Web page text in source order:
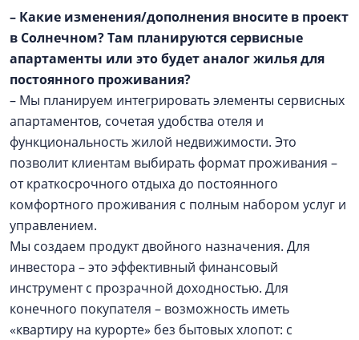
– Какие изменения/дополнения вносите в проект
в Солнечном? Там планируются сервисные
апартаменты или это будет аналог жилья для
постоянного проживания?
– Мы планируем интегрировать элементы сервисных
апартаментов, сочетая удобства отеля и
функциональность жилой недвижимости. Это
позволит клиентам выбирать формат проживания –
от краткосрочного отдыха до постоянного
комфортного проживания с полным набором услуг и
управлением.
Мы создаем продукт двойного назначения. Для
инвестора – это эффективный финансовый
инструмент с прозрачной доходностью. Для
конечного покупателя – возможность иметь
«квартиру на курорте» без бытовых хлопот: с